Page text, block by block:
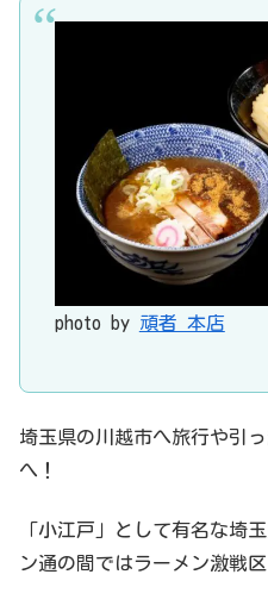
photo by 頑者 本店
埼玉県の川越市へ旅行や引
へ！
「小江戸」として有名な埼
ン通の間ではラーメン激戦